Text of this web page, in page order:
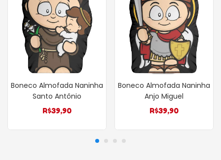
Boneco Almofada Naninha
Santo Antônio
R$39,90
Boneco Almofada Naninha
Anjo Miguel
R$39,90